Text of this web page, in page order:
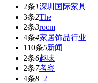
2条1深圳国际家具
3条2The
2条3room
4条4家居饰品行业
110条5新闻
2条6趣味
2条7考察
4条8 _2____